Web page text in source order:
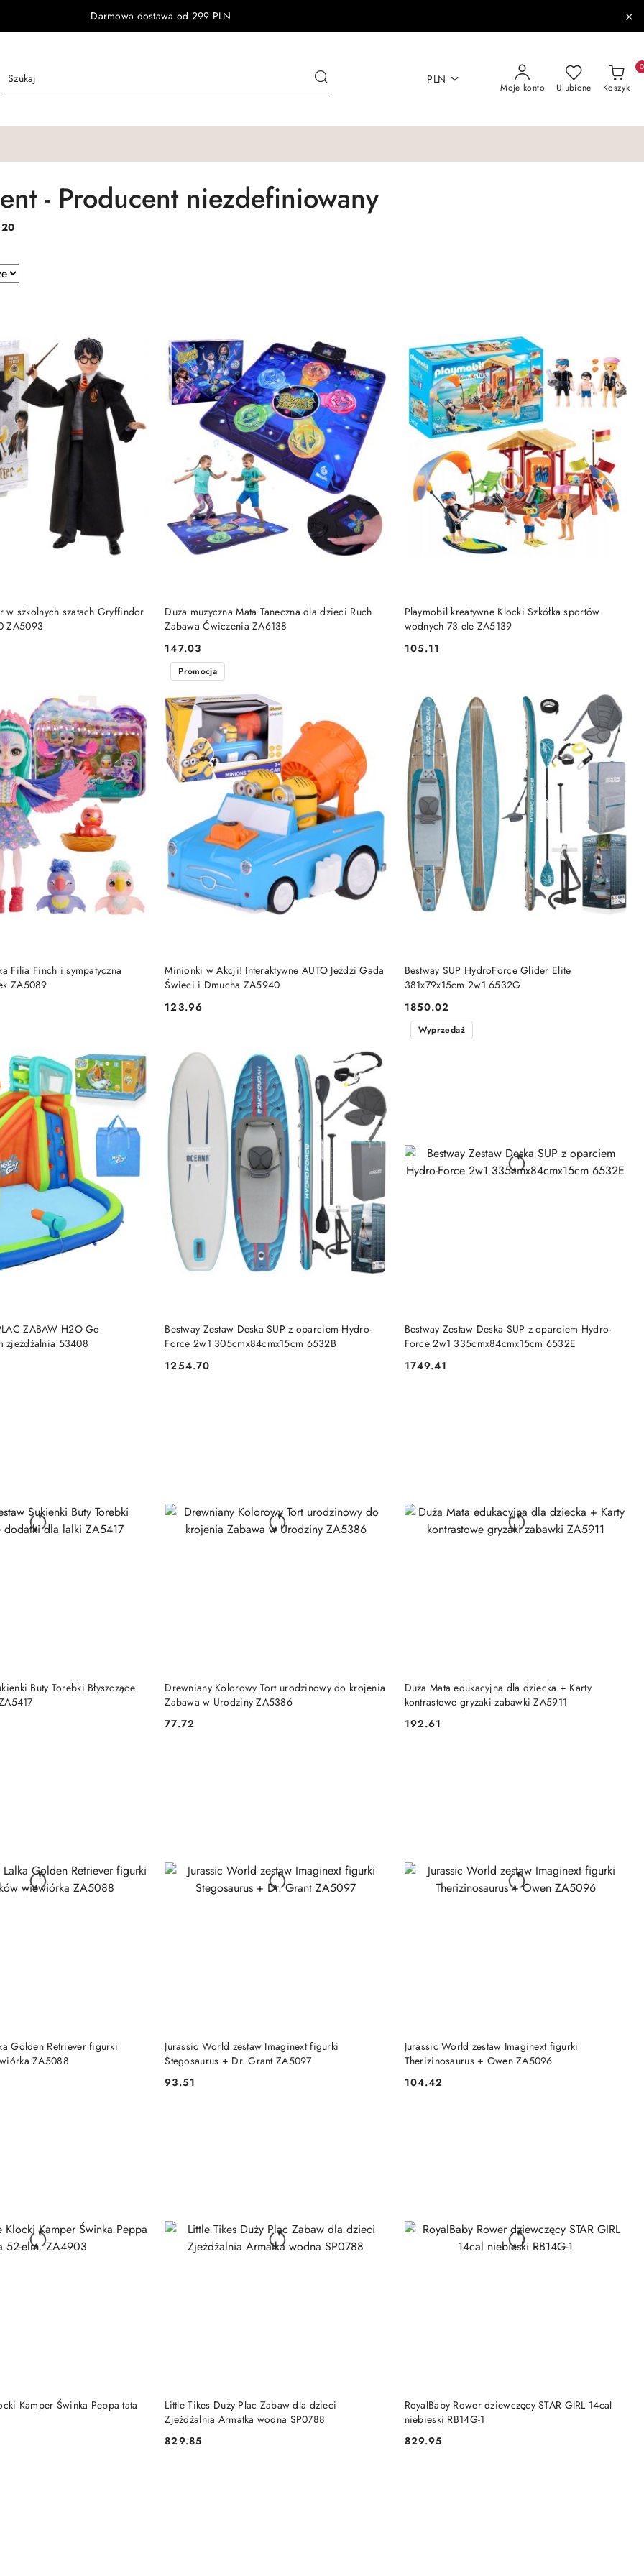
Darmowa dostawa od 299 PLN
PLN
Moje konto Ulubione Koszyk
0
- Producent niezdefiniowany
20
w szkolnych szatach Gryffindor
ZA5093
DO KOSZYKA
Duża muzyczna Mata Taneczna dla dzieci Ruch
Zabawa Ćwiczenia ZA6138
Cena:
147.03
DO KOSZYKA
Playmobil kreatywne Klocki Szkółka sportów
wodnych 73 ele ZA5139
Cena:
105.11
DO KOSZYKA
Filia Finch i sympatyczna
ZA5089
DO KOSZYKA
Minionki w Akcji! Interaktywne AUTO Jeździ Gada
Świeci i Dmucha ZA5940
Cena:
123.96
Promocja
DO KOSZYKA
Bestway SUP HydroForce Glider Elite
381x79x15cm 2w1 6532G
Cena:
1850.02
DO KOSZYKA
ZABAW H2O Go
zjeżdżalnia 53408
DO KOSZYKA
Bestway Zestaw Deska SUP z oparciem Hydro-
Force 2w1 305cmx84cmx15cm 6532B
Cena:
1254.70
DO KOSZYKA
Bestway Zestaw Deska SUP z oparciem Hydro-
Force 2w1 335cmx84cmx15cm 6532E
Cena:
1749.41
Wyprzedaż
DO KOSZYKA
Buty Torebki Błyszczące
DO KOSZYKA
Drewniany Kolorowy Tort urodzinowy do krojenia
Zabawa w Urodziny ZA5386
Cena:
77.72
DO KOSZYKA
Duża Mata edukacyjna dla dziecka + Karty
kontrastowe gryzaki zabawki ZA5911
Cena:
192.61
DO KOSZYKA
Golden Retriever figurki
ZA5088
DO KOSZYKA
Jurassic World zestaw Imaginext figurki
Stegosaurus + Dr. Grant ZA5097
Cena:
93.51
DO KOSZYKA
Jurassic World zestaw Imaginext figurki
Therizinosaurus + Owen ZA5096
Cena:
104.42
DO KOSZYKA
Kamper Świnka Peppa tata
DO KOSZYKA
Little Tikes Duży Plac Zabaw dla dzieci
Zjeżdżalnia Armatka wodna SP0788
Cena:
829.85
DO KOSZYKA
RoyalBaby Rower dziewczęcy STAR GIRL 14cal
niebieski RB14G-1
Cena:
829.95
DO KOSZYKA